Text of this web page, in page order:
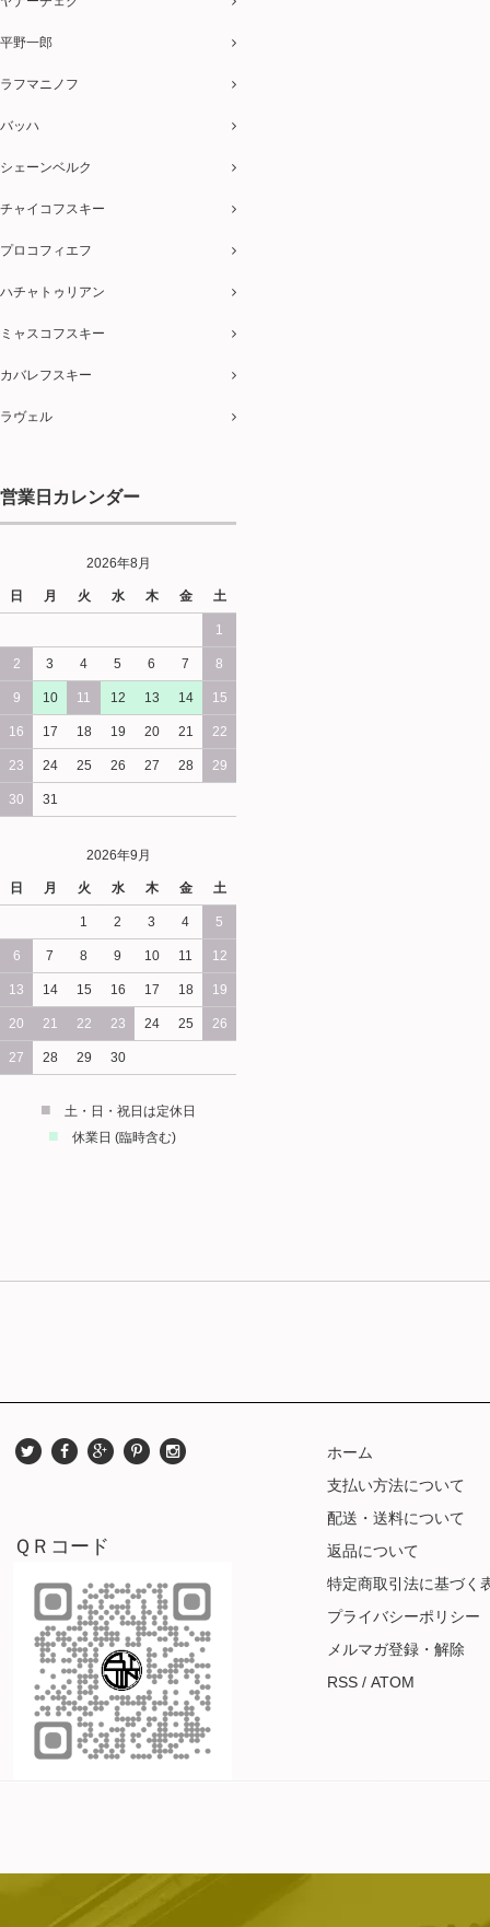
平野一郎
ラフマニノフ
バッハ
シェーンベルク
チャイコフスキー
プロコフィエフ
ハチャトゥリアン
ミャスコフスキー
カバレフスキー
ラヴェル
営業日カレンダー
2026年8月
日 月 火 水 木 金 土
1
2 3 4 5 6 7 8
9 10 11 12 13 14 15
16 17 18 19 20 21 22
23 24 25 26 27 28 29
30 31
2026年9月
日 月 火 水 木 金 土
1 2 3 4 5
6 7 8 9 10 11 12
13 14 15 16 17 18 19
20 21 22 23 24 25 26
27 28 29 30
■ 土・日・祝日は定休日
■ 休業日 (臨時含む)
ＱＲコード
ホーム
支払い方法について
配送・送料について
返品について
特定商取引法に基づく
プライバシーポリシー
メルマガ登録・解除
RSS / ATOM